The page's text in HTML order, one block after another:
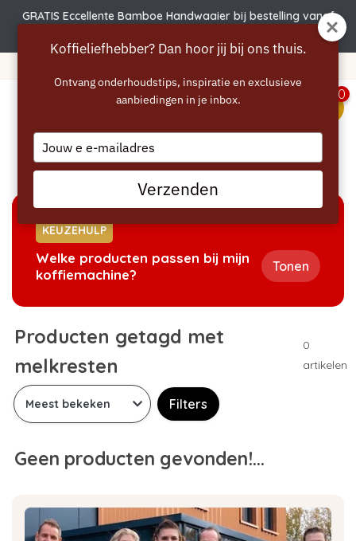
GRATIS Eccellente Bamboe Handwaaier bij bestelling vanaf
0
Home/Tags/melkresten
KEUZEHULP
Welke producten passen bij mijn
koffiemachine?
Tonen
Producten getagd met
melkresten
0
artikelen
Filters
Geen producten gevonden!...
Koffieliefhebber? Dan hoor jij bij ons thuis.
Ontvang onderhoudstips, inspiratie en exclusieve
aanbiedingen in je inbox.
Type
your
email
Verzenden